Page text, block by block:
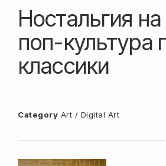
Ностальгия
поп-культура
классики
Category Art / Digital Art